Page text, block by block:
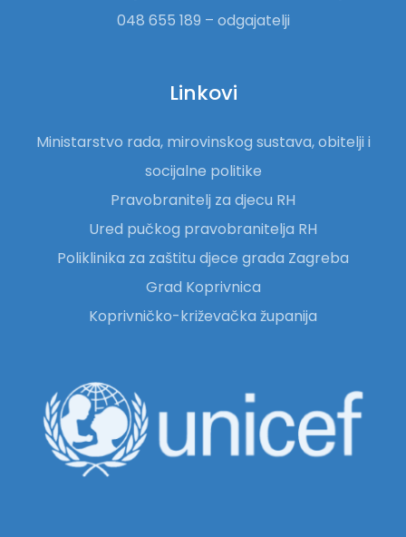
048 655 189 – odgajatelji
Linkovi
Ministarstvo rada, mirovinskog sustava, obitelji i
socijalne politike
Pravobranitelj za djecu RH
Ured pučkog pravobranitelja RH
Poliklinika za zaštitu djece grada Zagreba
Grad Koprivnica
Koprivničko-križevačka županija